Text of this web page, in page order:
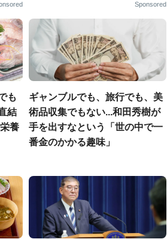
Sponsored
も
結
養
ギャンブルでも、旅行でも、美
術品収集でもない...和田秀樹が
手を出すなという「世の中で一
番金のかかる趣味」